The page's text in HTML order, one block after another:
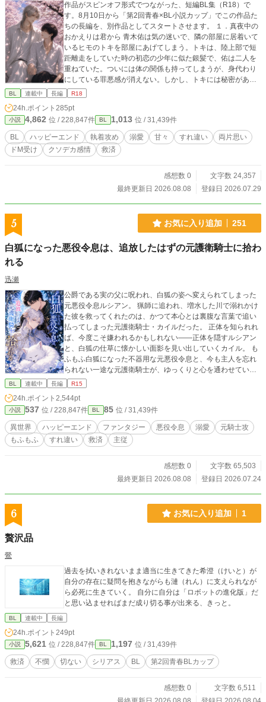
作品がスピンオフ形式でつながった、短編BL集（R18）で
す。8月10日から「第2回青春×BL小説カップ」でこの作品た
ちの長編を、別作品としてスタートさせます。 １．真夜中の
おかえりは君から 青木佑は気の迷いで、隣の部屋に居着いて
いるヒモのトキを部屋にあげてしまう。トキは、陸上部で短
距離走をしていた時の初恋の少年に似た銀髪で、佑は二人を
重ねていた。ついには体の関係も持ってしまうが、身代わり
にしている罪悪感が消えない。しかし、トキには秘密があっ
た。 約束を守れなかった男と、約束を忘れられなかった男の
他の大学に編入した春野凪。そこで高校時代の元恋人、佐伯
晃に再会してしまう。お互い別の大学に行ったはずなのに、
数奇なめぐりあわせに動揺する凪。一冊の本を通して、再び
結ばれる縁。 激重クソデカ感情持ちの執着攻め×初恋を自ら
の手で終わらせた呵責に苦しむ受けカップル。 ※「小説家に
字のチェック、画像生成のみ使用しております。
BL 連載中 長編 R18
24h.ポイント 285pt
小説 4,862 位 / 228,847件 BL 1,013 位 / 31,439件
BL ハッピーエンド 執着攻め 溺愛 甘々 すれ違い
両片思い
ドM受け
クソデカ感情 救済
感想数 0
文字数 24,357
最終更新日 2026.08.08
登録日 2026.07.29
5 お気に入り追加 251
白狐になった悪役令息は、追放したはずの元護衛騎士に拾わ
れる
迅瀬
公爵である実の父に呪われ、白狐の姿へ変えられてしまった
元悪役令息ルシアン。 猟師に追われ、増水した川で溺れかけ
た彼を救ってくれたのは、かつて本心とは裏腹な言葉で追い
払ってしまった元護衛騎士・カイルだった。 正体を知られれ
ば、今度こそ嫌われるかもしれない――正体を隠すルシアン
と、白狐の仕草に懐かしい面影を見い出していくカイル。 も
ふもふ白狐になった不器用な元悪役令息と、今も主人を忘れ
られない一途な元護衛騎士が、ゆっくりと心を通わせていく
再会・溺愛ファンタジーBLです。 ※表紙や校正に生成AIを使
BL 連載中 長編 R15
24h.ポイント 2,544pt
小説 537 位 / 228,847件 BL 85 位 / 31,439件
異世界 ハッピーエンド ファンタジー 悪役令息 溺愛
元騎士攻
もふもふ
すれ違い 救済 主従
感想数 0
文字数 65,503
最終更新日 2026.08.08
登録日 2026.07.24
6 お気に入り追加 1
贅沢品
鶯
過去を拭いきれないまま適当に生きてきた希澄（けいと）が
自分の存在に疑問を抱きながらも漣（れん）に支えられなが
ら必死に生きていく。 自分に自分は「ロボットの進化版」だ
と思い込ませればまだ成り切る事が出来る、きっと。
BL 連載中 長編
24h.ポイント 249pt
小説 5,621 位 / 228,847件 BL 1,197 位 / 31,439件
救済 不憫 切ない シリアス BL 第2回青春BLカップ
感想数 0
文字数 6,511